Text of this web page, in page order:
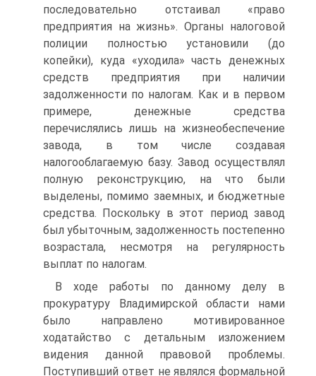
последовательно отстаивал «право
предприятия на жизнь». Органы налоговой
полиции полностью установили (до
копейки), куда «уходила» часть денежных
средств предприятия при наличии
задолженности по налогам. Как и в первом
примере, денежные средства
перечислялись лишь на жизнеобеспечение
завода, в том числе создавая
налогооблагаемую базу. Завод осуществлял
полную реконструкцию, на что были
выделены, помимо заемных, и бюджетные
средства. Поскольку в этот период завод
был убыточным, задолженность постепенно
возрастала, несмотря на регулярность
выплат по налогам.
В ходе работы по данному делу в
прокуратуру Владимирской области нами
было направлено мотивированное
ходатайство с детальным изложением
видения данной правовой проблемы.
Поступивший ответ не являлся формальной